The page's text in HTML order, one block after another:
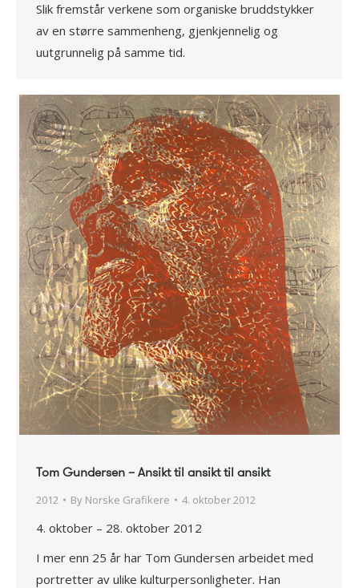
Slik fremstår verkene som organiske bruddstykker
av en større sammenheng, gjenkjennelig og
uutgrunnelig på samme tid.
Tom Gundersen – Ansikt til ansikt til ansikt
2012 By Norske Grafikere 4. oktober 2012
4. oktober – 28. oktober 2012
I mer enn 25 år har Tom Gundersen arbeidet med
portretter av ulike kulturpersonligheter. Han